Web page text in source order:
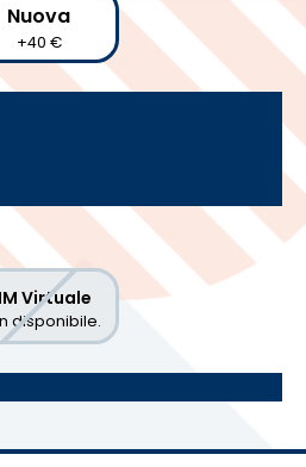
Nuova
+40 €
Virtuale
disponibile.